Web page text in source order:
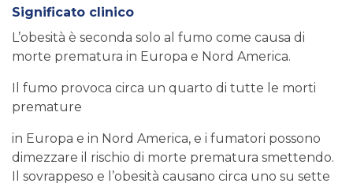
Significato clinico
L’obesità è seconda solo al fumo come causa di
morte prematura in Europa e Nord America.
Il fumo provoca circa un quarto di tutte le morti
premature
in Europa e in Nord America, e i fumatori possono
dimezzare il rischio di morte prematura smettendo.
Il sovrappeso e l’obesità causano circa uno su sette